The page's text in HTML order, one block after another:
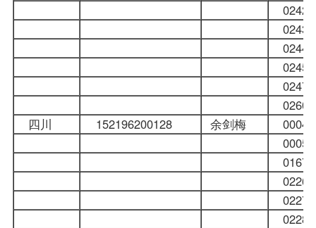
四川
152196200128 余剑梅